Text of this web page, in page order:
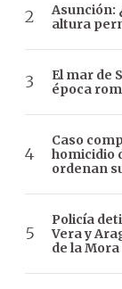
Asunción:
altura
El mar de
época
Caso
homicidio
ordenan
Policía
Vera y
de la Mora